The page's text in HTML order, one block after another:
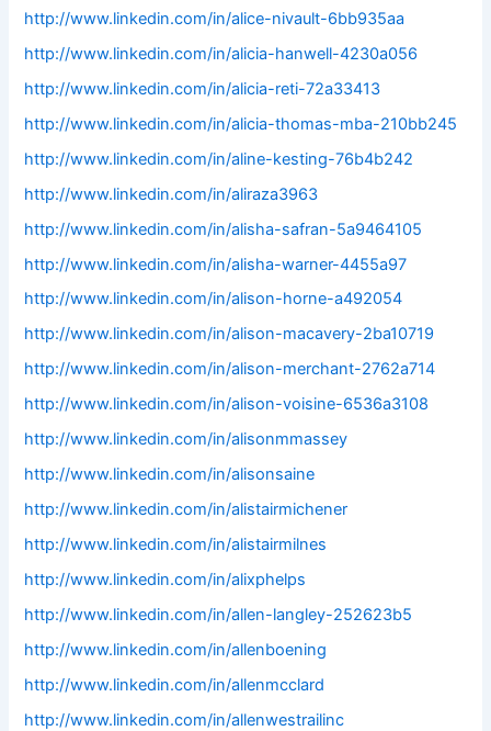
http://www.linkedin.com/in/alice-nivault-6bb935aa
http://www.linkedin.com/in/alicia-hanwell-4230a056
http://www.linkedin.com/in/alicia-reti-72a33413
http://www.linkedin.com/in/alicia-thomas-mba-210bb245
http://www.linkedin.com/in/aline-kesting-76b4b242
http://www.linkedin.com/in/aliraza3963
http://www.linkedin.com/in/alisha-safran-5a9464105
http://www.linkedin.com/in/alisha-warner-4455a97
http://www.linkedin.com/in/alison-horne-a492054
http://www.linkedin.com/in/alison-macavery-2ba10719
http://www.linkedin.com/in/alison-merchant-2762a714
http://www.linkedin.com/in/alison-voisine-6536a3108
http://www.linkedin.com/in/alisonmmassey
http://www.linkedin.com/in/alisonsaine
http://www.linkedin.com/in/alistairmichener
http://www.linkedin.com/in/alistairmilnes
http://www.linkedin.com/in/alixphelps
http://www.linkedin.com/in/allen-langley-252623b5
http://www.linkedin.com/in/allenboening
http://www.linkedin.com/in/allenmcclard
http://www.linkedin.com/in/allenwestrailinc